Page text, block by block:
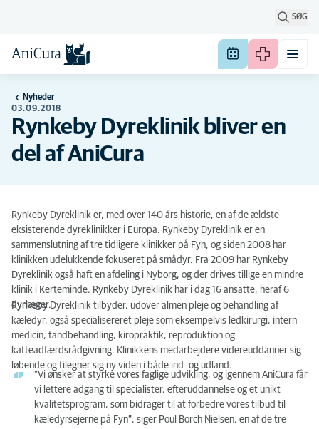
SØG
Nyheder
03.09.2018
Rynkeby Dyreklinik bliver en
del af AniCura
Rynkeby Dyreklinik er, med over 140 års historie, en af de ældste
eksisterende dyreklinikker i Europa. Rynkeby Dyreklinik er en
sammenslutning af tre tidligere klinikker på Fyn, og siden 2008 har
klinikken udelukkende fokuseret på smådyr. Fra 2009 har Rynkeby
Dyreklinik også haft en afdeling i Nyborg, og der drives tillige en mindre
klinik i Kerteminde. Rynkeby Dyreklinik har i dag 16 ansatte, heraf 6
dyrlæger.
Rynkeby Dyreklinik tilbyder, udover almen pleje og behandling af
kæledyr, også specialisereret pleje som eksempelvis ledkirurgi, intern
medicin, tandbehandling, kiropraktik, reproduktion og
katteadfærdsrådgivning. Klinikkens medarbejdere videreuddanner sig
løbende og tilegner sig ny viden i både ind- og udland.
”Vi ønsker at styrke vores faglige udvikling, og igennem AniCura får
vi lettere adgang til specialister, efteruddannelse og et unikt
kvalitetsprogram, som bidrager til at forbedre vores tilbud til
kæledyrsejerne på Fyn”, siger Poul Borch Nielsen, en af de tre